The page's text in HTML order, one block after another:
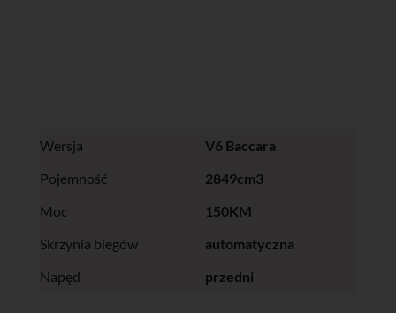
Wersja
V6 Baccara
Pojemność
2849cm3
Moc
150KM
Skrzynia biegów
automatyczna
Napęd
przedni